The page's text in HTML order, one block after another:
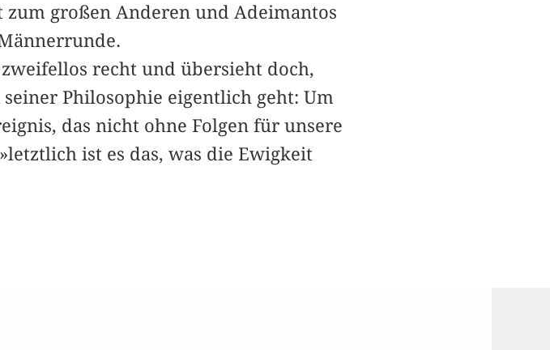
zum großen Anderen und Adeimantos
recht und übersieht doch,
Philosophie eigentlich geht: Um
das nicht ohne Folgen für unsere
ist es das, was die Ewigkeit